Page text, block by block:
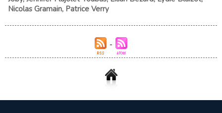
Nicolas Gramain, Patrice Verry